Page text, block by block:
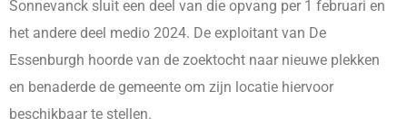
Sonnevanck sluit een deel van die opvang per 1 februari en
het andere deel medio 2024. De exploitant van De
Essenburgh hoorde van de zoektocht naar nieuwe plekken
en benaderde de gemeente om zijn locatie hiervoor
beschikbaar te stellen.